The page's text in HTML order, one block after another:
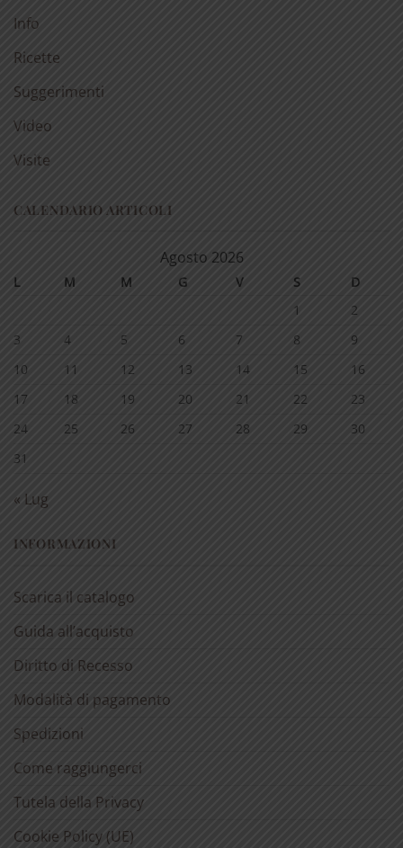
Info
Ricette
Suggerimenti
Video
Visite
CALENDARIO ARTICOLI
Agosto 2026
L M M G V S
D
1
2
3
4 5 6 7 8
9
10
11 12 13 14 15
16
17
18 19 20 21 22
23
24
25 26 27 28 29
30
31
« Lug
INFORMAZIONI
Scarica il catalogo
Guida all’acquisto
Diritto di Recesso
Modalità di pagamento
Spedizioni
Come raggiungerci
Tutela della Privacy
Cookie Policy (UE)